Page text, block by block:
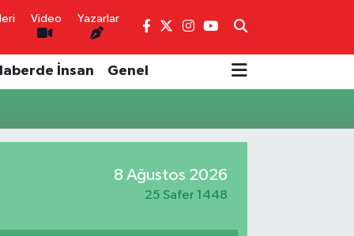
Video Yazarlar
İnsan Genel
8 Ağustos 2026
25 Safer 1448